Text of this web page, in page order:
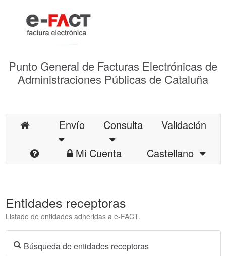
Punto General de Facturas Electrónicas de
Administraciones Públicas de Cataluña
Envío Consulta
Validación
Mi Cuenta
Castellano
Entidades receptoras
Listado de entidades adheridas a e-FACT.
Búsqueda de entidades receptoras